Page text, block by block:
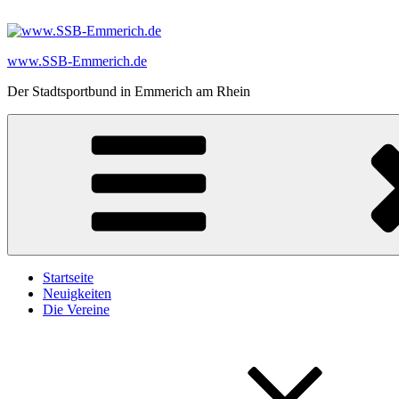
Inhalt
www.SSB-Emmerich.de
Der Stadtsportbund in Emmerich am Rhein
Startseite
Neuigkeiten
Die Vereine